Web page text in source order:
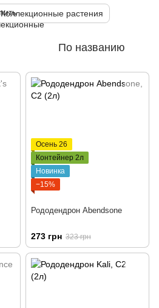
Коллекционные растения
По названию
Осень 26
Контейнер 2л
Новинка
−15%
Рододендрон Abendsone
273 грн 323 грн